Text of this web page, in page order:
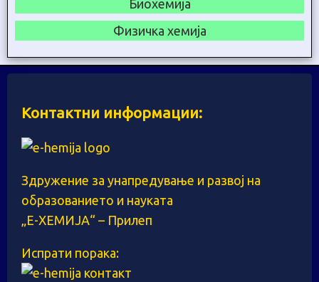
Биохемија
Физичка хемија
Контактни информации:
Здружение за унапредување и развој на
образованието и науката
„Е-ХЕМИЈА“ – Прилеп
Испрати порака: